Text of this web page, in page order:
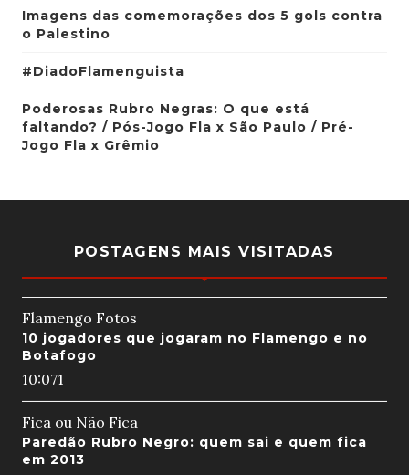
Imagens das comemorações dos 5 gols contra
o Palestino
#DiadoFlamenguista
Poderosas Rubro Negras: O que está
faltando? / Pós-Jogo Fla x São Paulo / Pré-
Jogo Fla x Grêmio
POSTAGENS MAIS VISITADAS
Flamengo Fotos
10 jogadores que jogaram no Flamengo e no
Botafogo
10:071
Fica ou Não Fica
Paredão Rubro Negro: quem sai e quem fica
em 2013